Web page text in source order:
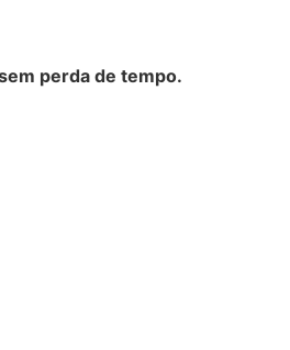
perda de tempo.